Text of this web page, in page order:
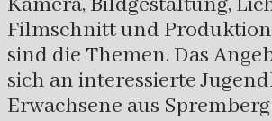
Filmschnitt und
sind die Themen. Das
sich an interessierte
Erwachsene aus